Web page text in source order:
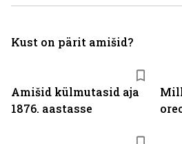
Amišid külmutasid aja
1876. aastasse
Kust on pärit amišid?